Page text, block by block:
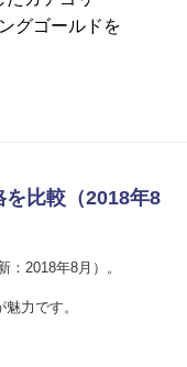
グゴールドを
比較（2018年8
2018年8月）。
力です。